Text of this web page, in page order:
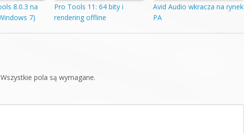
8.0.3 na
7)
Pro Tools 11: 64 bity i
rendering offline
Avid Audio wkracza na rynek
PA
Wszystkie pola są wymagane.